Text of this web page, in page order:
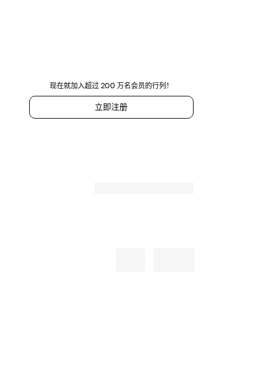
现在就加入超过 200 万名会员的行列！
立即注册